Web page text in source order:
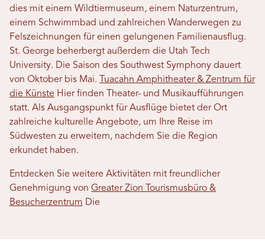
dies mit einem Wildtiermuseum, einem Naturzentrum,
einem Schwimmbad und zahlreichen Wanderwegen zu
Felszeichnungen für einen gelungenen Familienausflug.
St. George beherbergt außerdem die Utah Tech
University. Die Saison des Southwest Symphony dauert
von Oktober bis Mai.
Tuacahn Amphitheater & Zentrum für
die Künste Hier finden Theater- und Musikaufführungen
statt. Als Ausgangspunkt für Ausflüge bietet der Ort
zahlreiche kulturelle Angebote, um Ihre Reise im
Südwesten zu erweitern, nachdem Sie die Region
erkundet haben.
Entdecken Sie weitere Aktivitäten mit freundlicher
Genehmigung von Greater Zion Tourismusbüro &
Besucherzentrum Die